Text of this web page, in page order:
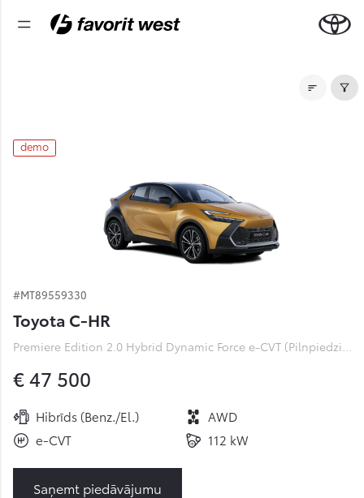
demo
#MT89559330
Toyota C-HR
Premiere Edition 2.0 Hybrid Dynamic Force e-CVT (Pilnpiedziņa) (112 kW)
€ 47 500
Hibrīds (Benz./El.)
AWD
e-CVT
112 kW
Saņemt piedāvājumu